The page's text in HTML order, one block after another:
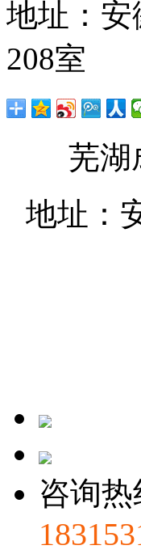
地址：
208室
芜
地址：
咨询热